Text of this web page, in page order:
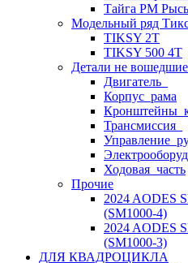
Тайга РМ Рысь
Модельный ряд
TIKSY 2T
TIKSY 500 4T
Детали не вошедшие
Двигатель_
Корпус_рама
Трансмиссия_
Ходовая_часть
Прочие
2024 AODES
(SM1000-4)
2024 AODES
(SM1000-3)
ДЛЯ КВАДРОЦИКЛА